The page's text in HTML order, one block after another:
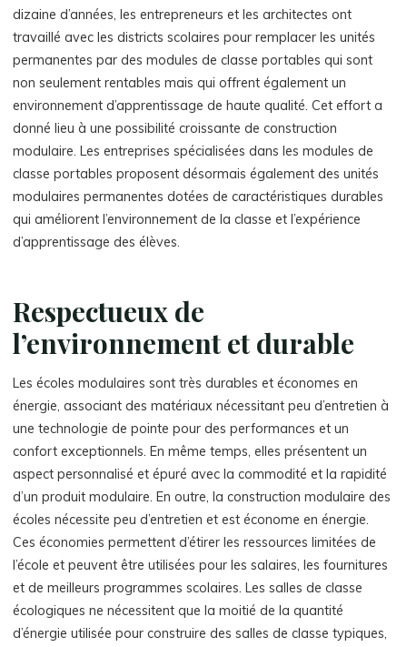
dizaine d’années, les entrepreneurs et les architectes ont
travaillé avec les districts scolaires pour remplacer les unités
permanentes par des modules de classe portables qui sont
non seulement rentables mais qui offrent également un
environnement d’apprentissage de haute qualité. Cet effort a
donné lieu à une possibilité croissante de construction
modulaire. Les entreprises spécialisées dans les modules de
classe portables proposent désormais également des unités
modulaires permanentes dotées de caractéristiques durables
qui améliorent l’environnement de la classe et l’expérience
d’apprentissage des élèves.
Respectueux de
l’environnement et durable
Les écoles modulaires sont très durables et économes en
énergie, associant des matériaux nécessitant peu d’entretien à
une technologie de pointe pour des performances et un
confort exceptionnels. En même temps, elles présentent un
aspect personnalisé et épuré avec la commodité et la rapidité
d’un produit modulaire. En outre, la construction modulaire des
écoles nécessite peu d’entretien et est économe en énergie.
Ces économies permettent d’étirer les ressources limitées de
l’école et peuvent être utilisées pour les salaires, les fournitures
et de meilleurs programmes scolaires. Les salles de classe
écologiques ne nécessitent que la moitié de la quantité
d’énergie utilisée pour construire des salles de classe typiques,